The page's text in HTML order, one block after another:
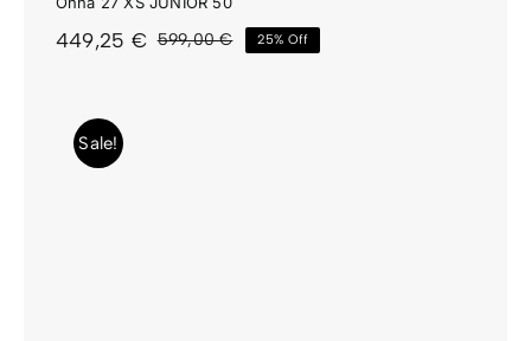
599,00€El
449,25 €
El
25% Off
Sale!